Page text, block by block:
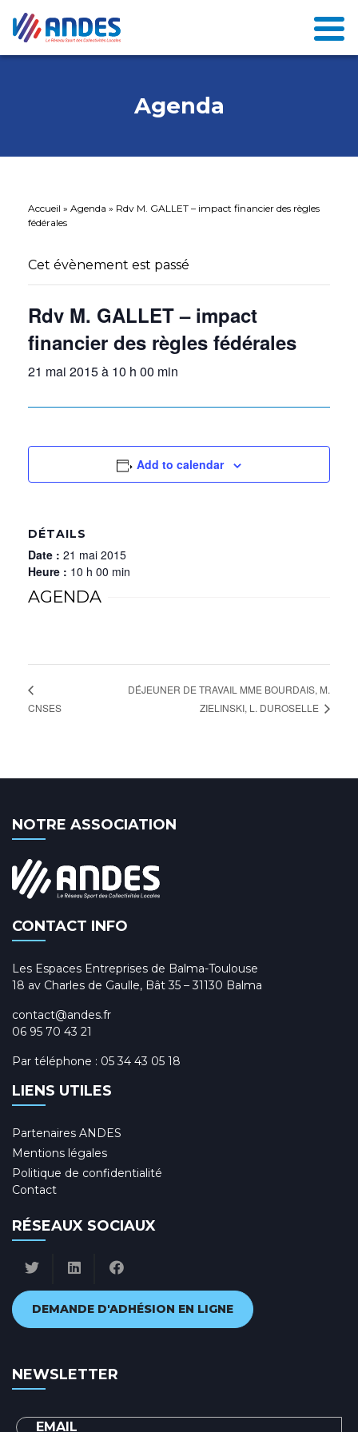
Agenda
Accueil » Agenda » Rdv M. GALLET – impact financier des règles
fédérales
Cet évènement est passé
Rdv M. GALLET – impact
financier des règles fédérales
21 mai 2015 à 10 h 00 min
Add to calendar
DÉTAILS
Date : 21 mai 2015
Heure : 10 h 00 min
AGENDA
CNSES
DÉJEUNER DE TRAVAIL MME BOURDAIS, M.
ZIELINSKI, L. DUROSELLE
NOTRE ASSOCIATION
CONTACT INFO
Les Espaces Entreprises de Balma-Toulouse
18 av Charles de Gaulle, Bât 35 – 31130 Balma
contact@andes.fr
06 95 70 43 21
Par téléphone : 05 34 43 05 18
LIENS UTILES
Partenaires ANDES
Mentions légales
Politique de confidentialité
Contact
RÉSEAUX SOCIAUX
DEMANDE D'ADHÉSION EN LIGNE
NEWSLETTER